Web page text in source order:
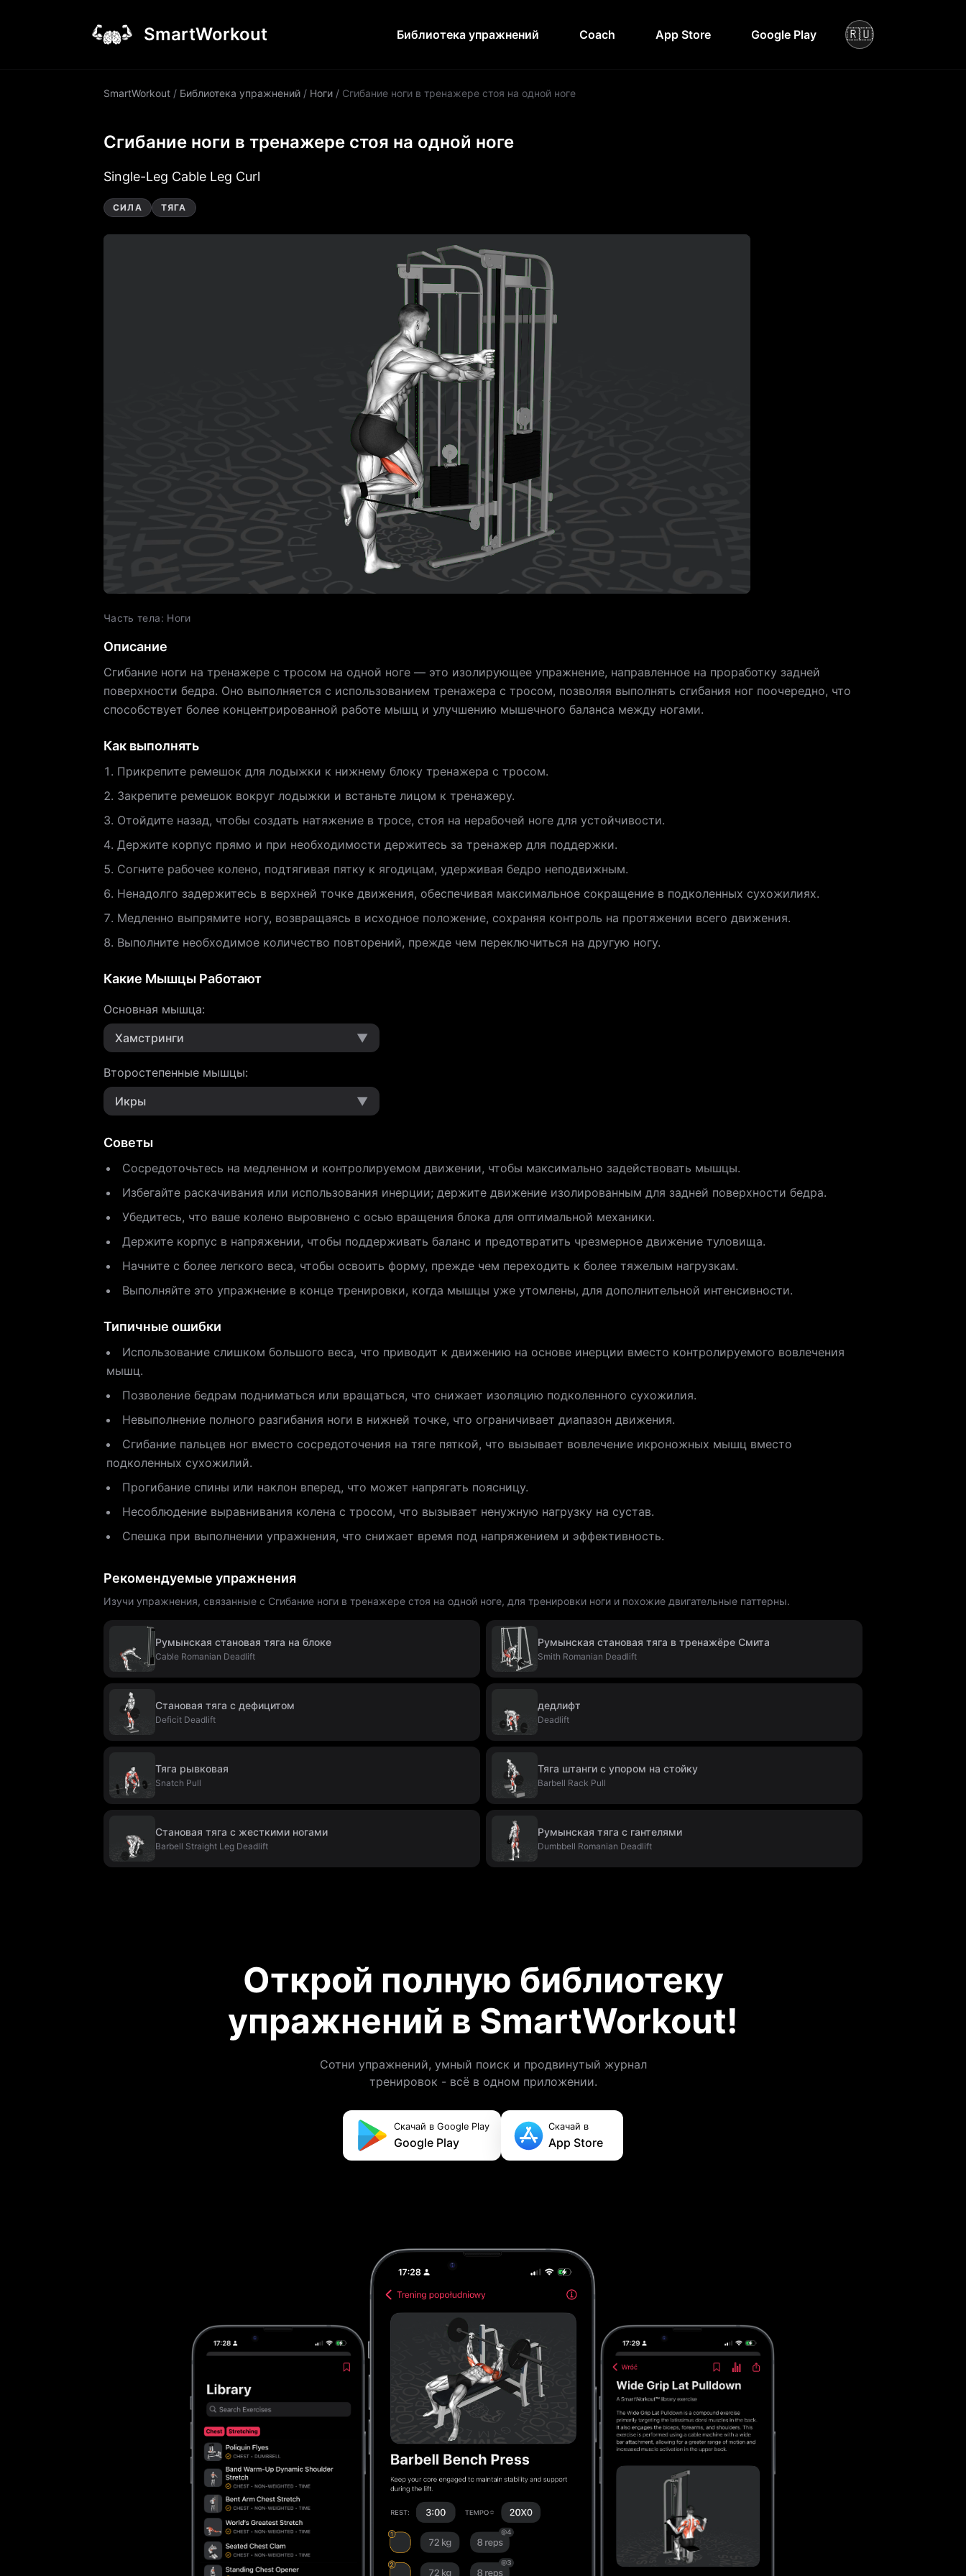
SmartWorkout Библиотека упражнений Coach App Store Google Play 🇷🇺
SmartWorkout / Библиотека упражнений / Ноги / Сгибание ноги в тренажере стоя на одной ноге
Сгибание ноги в тренажере стоя на одной ноге
Single-Leg Cable Leg Curl
СИЛА ТЯГА
Часть тела: Ноги
Описание
Сгибание ноги на тренажере с тросом на одной ноге — это изолирующее упражнение, направленное на проработку задней
поверхности бедра. Оно выполняется с использованием тренажера с тросом, позволяя выполнять сгибания ног поочередно, что
способствует более концентрированной работе мышц и улучшению мышечного баланса между ногами.
Как выполнять
Прикрепите ремешок для лодыжки к нижнему блоку тренажера с тросом.
Закрепите ремешок вокруг лодыжки и встаньте лицом к тренажеру.
Отойдите назад, чтобы создать натяжение в тросе, стоя на нерабочей ноге для устойчивости.
Держите корпус прямо и при необходимости держитесь за тренажер для поддержки.
Согните рабочее колено, подтягивая пятку к ягодицам, удерживая бедро неподвижным.
Ненадолго задержитесь в верхней точке движения, обеспечивая максимальное сокращение в подколенных сухожилиях.
Медленно выпрямите ногу, возвращаясь в исходное положение, сохраняя контроль на протяжении всего движения.
Выполните необходимое количество повторений, прежде чем переключиться на другую ногу.
Какие Мышцы Работают
Основная мышца:
Хамстринги
▼
Второстепенные мышцы:
Икры
▼
Советы
Сосредоточьтесь на медленном и контролируемом движении, чтобы максимально задействовать мышцы.
Избегайте раскачивания или использования инерции; держите движение изолированным для задней поверхности бедра.
Убедитесь, что ваше колено выровнено с осью вращения блока для оптимальной механики.
Держите корпус в напряжении, чтобы поддерживать баланс и предотвратить чрезмерное движение туловища.
Начните с более легкого веса, чтобы освоить форму, прежде чем переходить к более тяжелым нагрузкам.
Выполняйте это упражнение в конце тренировки, когда мышцы уже утомлены, для дополнительной интенсивности.
Типичные ошибки
Использование слишком большого веса, что приводит к движению на основе инерции вместо контролируемого вовлечения
мышц.
Позволение бедрам подниматься или вращаться, что снижает изоляцию подколенного сухожилия.
Невыполнение полного разгибания ноги в нижней точке, что ограничивает диапазон движения.
Сгибание пальцев ног вместо сосредоточения на тяге пяткой, что вызывает вовлечение икроножных мышц вместо
подколенных сухожилий.
Прогибание спины или наклон вперед, что может напрягать поясницу.
Несоблюдение выравнивания колена с тросом, что вызывает ненужную нагрузку на сустав.
Спешка при выполнении упражнения, что снижает время под напряжением и эффективность.
Рекомендуемые упражнения
Изучи упражнения, связанные с Сгибание ноги в тренажере стоя на одной ноге, для тренировки ноги и похожие двигательные паттерны.
Румынская становая тяга на блоке
Cable Romanian Deadlift
Румынская становая тяга в тренажёре Смита
Smith Romanian Deadlift
Становая тяга с дефицитом
Deficit Deadlift
дедлифт
Deadlift
Тяга рывковая
Snatch Pull
Тяга штанги с упором на стойку
Barbell Rack Pull
Становая тяга с жесткими ногами
Barbell Straight Leg Deadlift
Румынская тяга с гантелями
Dumbbell Romanian Deadlift
Открой полную библиотеку
упражнений в SmartWorkout!
Сотни упражнений, умный поиск и продвинутый журнал
тренировок - всё в одном приложении.
Скачай в Google Play
Google Play
Скачай в
App Store